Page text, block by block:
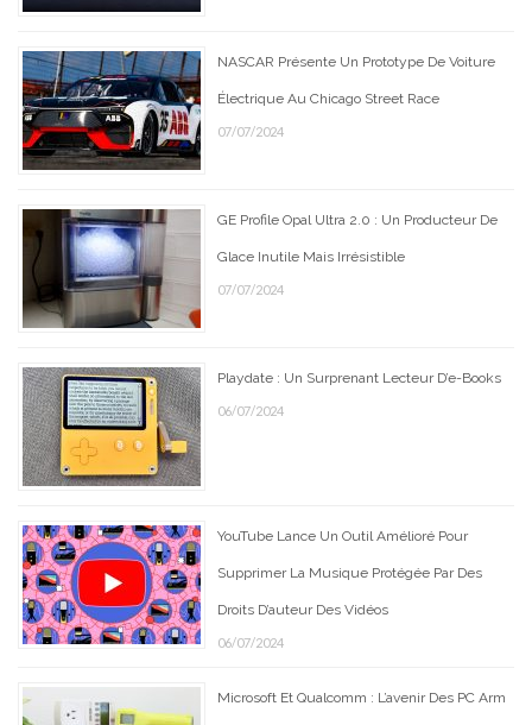
NASCAR Présente Un Prototype De Voiture
Électrique Au Chicago Street Race
07/07/2024
GE Profile Opal Ultra 2.0 : Un Producteur De
Glace Inutile Mais Irrésistible
07/07/2024
Playdate : Un Surprenant Lecteur D’e-Books
06/07/2024
YouTube Lance Un Outil Amélioré Pour
Supprimer La Musique Protégée Par Des
Droits D’auteur Des Vidéos
06/07/2024
Microsoft Et Qualcomm : L’avenir Des PC Arm